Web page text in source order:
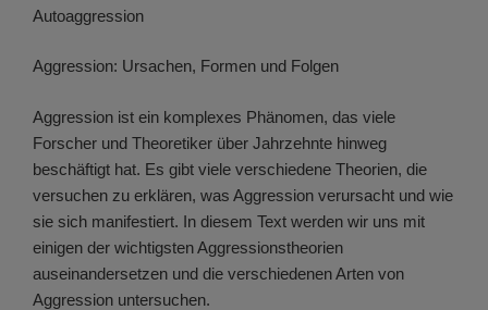
Autoaggression
Aggression: Ursachen, Formen und Folgen
Aggression ist ein komplexes Phänomen, das viele
Forscher und Theoretiker über Jahrzehnte hinweg
beschäftigt hat. Es gibt viele verschiedene Theorien, die
versuchen zu erklären, was Aggression verursacht und wie
sie sich manifestiert. In diesem Text werden wir uns mit
einigen der wichtigsten Aggressionstheorien
auseinandersetzen und die verschiedenen Arten von
Aggression untersuchen.